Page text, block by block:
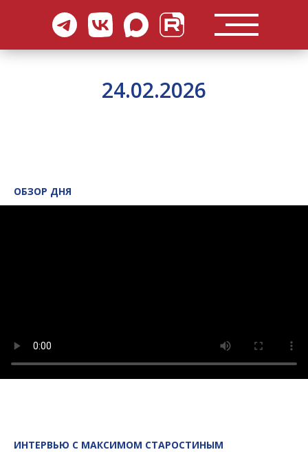
24.02.2026
ОБЗОР ДНЯ
ИНТЕРВЬЮ С МАКСИМОМ СТАРОСТИНЫМ